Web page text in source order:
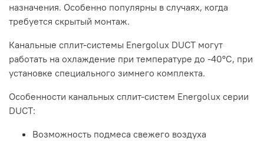
назначения. Особенно популярны в случаях, когда
требуется скрытый монтаж.
Канальные сплит-системы Energolux DUCT могут
работать на охлаждение при температуре до -40°C, при
установке специального зимнего комплекта.
Особенности канальных сплит-систем Energolux серии
DUCT:
Возможность подмеса свежего воздуха